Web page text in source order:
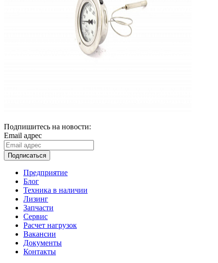
Подпишитесь на новости:
Email адрес
Подписаться
Предприятие
Блог
Техника в наличии
Лизинг
Запчасти
Сервис
Расчет нагрузок
Вакансии
Документы
Контакты